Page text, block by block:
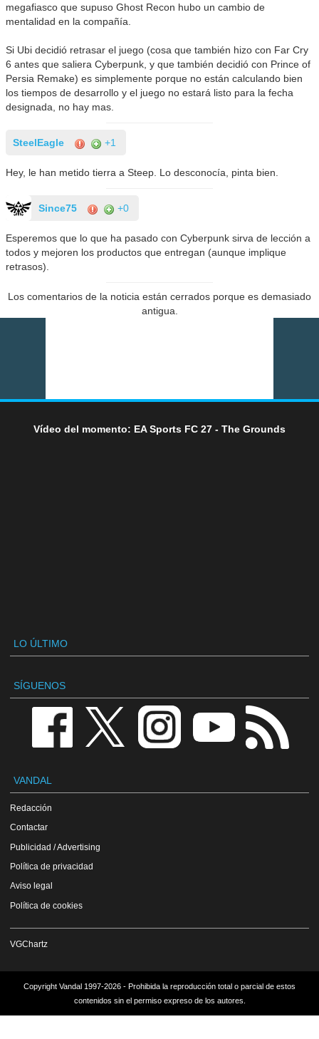
megafiasco que supuso Ghost Recon hubo un cambio de
mentalidad en la compañía.
Si Ubi decidió retrasar el juego (cosa que también hizo con Far Cry
6 antes que saliera Cyberpunk, y que también decidió con Prince of
Persia Remake) es simplemente porque no están calculando bien
los tiempos de desarrollo y el juego no estará listo para la fecha
designada, no hay mas.
SteelEagle +1
Hey, le han metido tierra a Steep. Lo desconocía, pinta bien.
Since75 +0
Esperemos que lo que ha pasado con Cyberpunk sirva de lección a
todos y mejoren los productos que entregan (aunque implique
retrasos).
Los comentarios de la noticia están cerrados porque es demasiado
antigua.
Vídeo del momento: EA Sports FC 27 - The Grounds
LO ÚLTIMO
SÍGUENOS
VANDAL
Redacción
Contactar
Publicidad / Advertising
Política de privacidad
Aviso legal
Política de cookies
VGChartz
Copyright Vandal 1997-2026 - Prohibida la reproducción total o parcial de estos
contenidos sin el permiso expreso de los autores.